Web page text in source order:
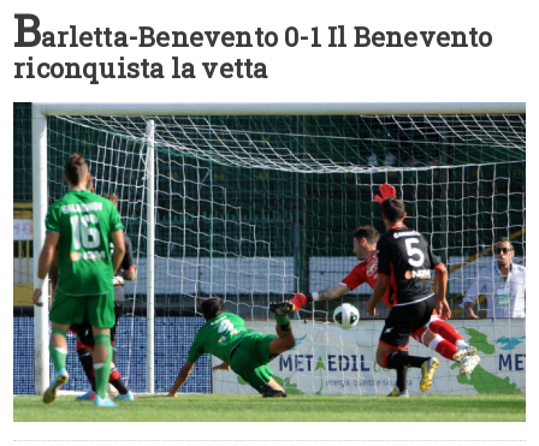
Barletta-Benevento 0-1 Il Benevento
riconquista la vetta